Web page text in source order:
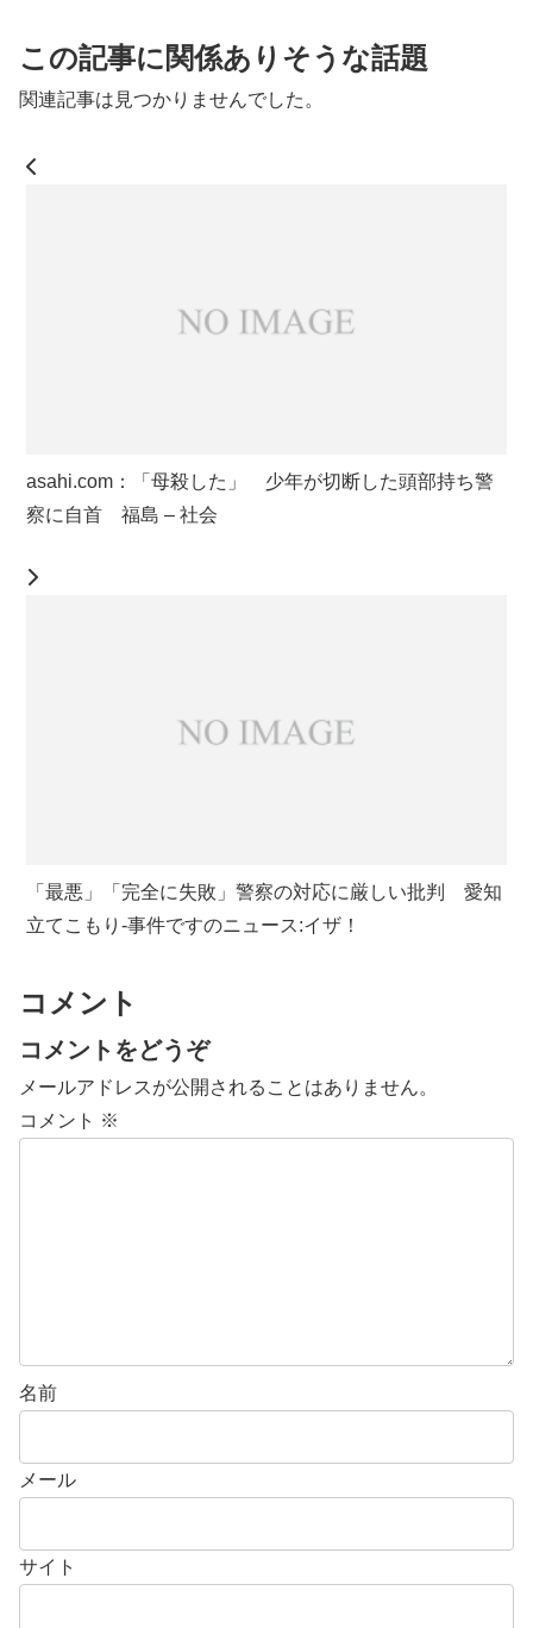
この記事に関係ありそうな話題
関連記事は見つかりませんでした。
asahi.com：「母殺した」 少年が切断した頭部持ち警
察に自首 福島 – 社会
「最悪」「完全に失敗」警察の対応に厳しい批判 愛知
立てこもり-事件ですのニュース:イザ！
コメント
コメントをどうぞ
メールアドレスが公開されることはありません。
コメント ※
名前
メール
サイト